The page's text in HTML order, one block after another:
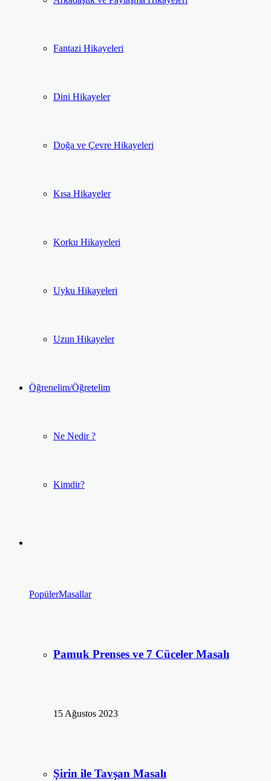
Fantazi Hikayeleri
Dini Hikayeler
Doğa ve Çevre Hikayeleri
Kısa Hikayeler
Korku Hikayeleri
Uyku Hikayeleri
Uzun Hikayeler
Öğrenelim/Öğretelim
Ne Nedir ?
Kimdir?
PopülerMasallar
Pamuk Prenses ve 7 Cüceler Masalı
15 Ağustos 2023
Şirin ile Tavşan Masalı